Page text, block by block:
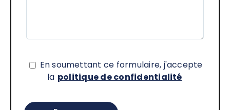
En soumettant ce formulaire, j'accepte
la politique de confidentialité